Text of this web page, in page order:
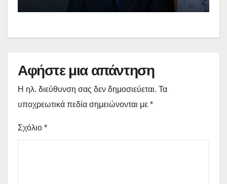
Αφήστε μια απάντηση
Η ηλ. διεύθυνση σας δεν δημοσιεύεται. Τα
υποχρεωτικά πεδία σημειώνονται με *
Σχόλιο *